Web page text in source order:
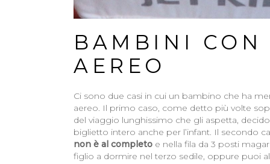
BAMBINI
AEREO
Ci sono due casi in cui un bambino che ha
aereo. Il primo caso, come detto più volte
del viaggio lunghissimo che gli aspetta,
biglietto intero anche per l’infant. Il secondo
non è al completo e nella fila da 3 posti
figlio a dormire nel terzo sedile, oppure puoi